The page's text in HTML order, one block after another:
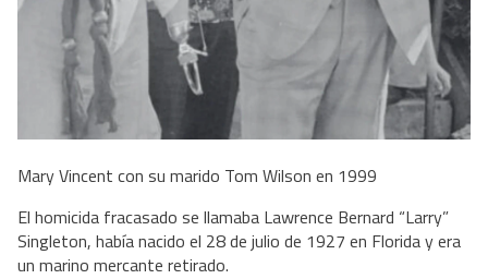
Mary Vincent con su marido Tom Wilson en 1999
El homicida fracasado se llamaba Lawrence Bernard “Larry”
Singleton, había nacido el 28 de julio de 1927 en Florida y era
un marino mercante retirado.